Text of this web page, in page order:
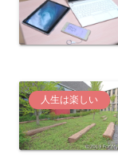
人生は楽しい